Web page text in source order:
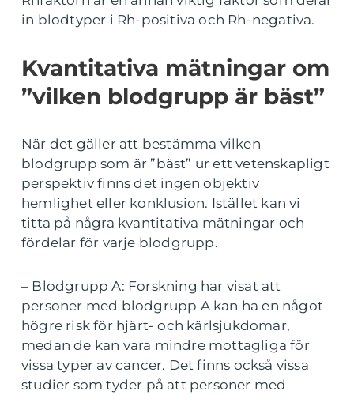
in blodtyper i Rh-positiva och Rh-negativa.
Kvantitativa mätningar om
”vilken blodgrupp är bäst”
När det gäller att bestämma vilken
blodgrupp som är ”bäst” ur ett vetenskapligt
perspektiv finns det ingen objektiv
hemlighet eller konklusion. Istället kan vi
titta på några kvantitativa mätningar och
fördelar för varje blodgrupp.
– Blodgrupp A: Forskning har visat att
personer med blodgrupp A kan ha en något
högre risk för hjärt- och kärlsjukdomar,
medan de kan vara mindre mottagliga för
vissa typer av cancer. Det finns också vissa
studier som tyder på att personer med